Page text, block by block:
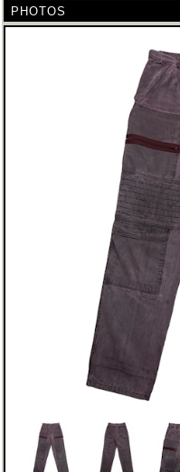
PHOTOS